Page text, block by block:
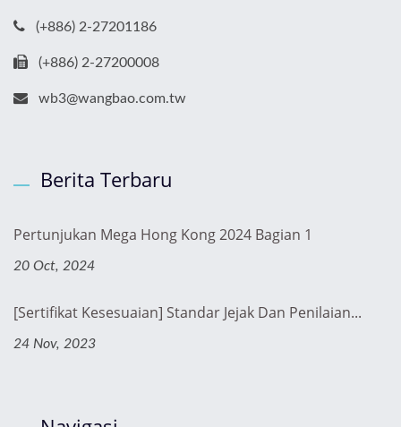
(+886) 2-27201186
(+886) 2-27200008
wb3@wangbao.com.tw
Berita Terbaru
Pertunjukan Mega Hong Kong 2024 Bagian 1
20 Oct, 2024
[Sertifikat Kesesuaian] Standar Jejak Dan Penilaian...
24 Nov, 2023